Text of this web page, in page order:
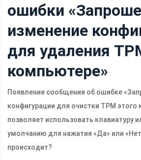
ошибки
изменение
для удаления
компьютере»
Появление сообщения об ошибке
конфигурации для очистки TPM
позволяет использовать клавиатуру
умолчанию для нажатия «Да» или
происходит?